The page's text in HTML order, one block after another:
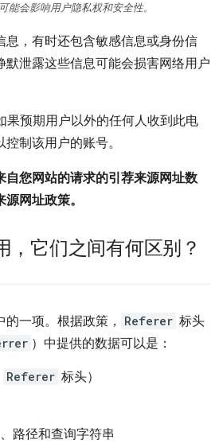
能会影响用户隐私权和安全性。
息，有时还包含敏感信息或身份信
默泄露这些信息可能会损害网络用户
果预期用户以外的任何人收到此电
制该用户的账号。
自您网站的请求的引荐来源网址数
网址政策。
，它们之间有何区别？
一项。根据政策， Referer 标头
）中提供的数据可以是：
Referer 标头）
路径和查询字符串